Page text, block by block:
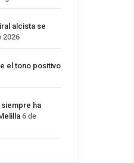
alcista se
2026
el tono positivo
ha
6 de